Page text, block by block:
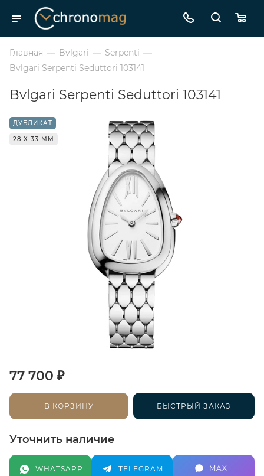
Главная — Bvlgari — Serpenti —
Bvlgari Serpenti Seduttori 103141
Bvlgari Serpenti Seduttori 103141
ДУБЛИКАТ
28 Х 33 ММ
77 700 ₽
В КОРЗИНУ БЫСТРЫЙ ЗАКАЗ
Уточнить наличие
WHATSAPP TELEGRAM MAX